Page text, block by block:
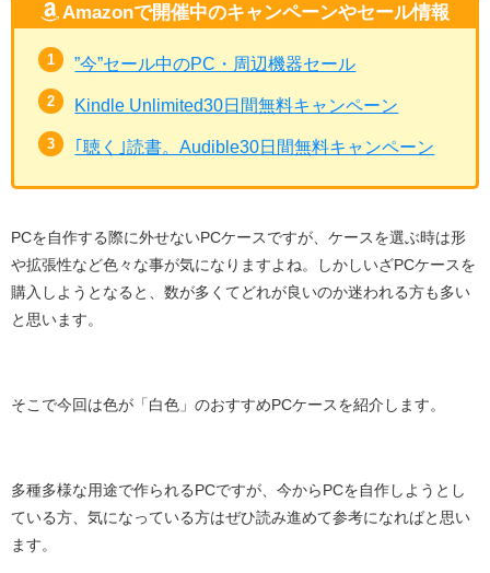
Amazonで開催中のキャンペーンやセール情報
”今”セール中のPC・周辺機器セール
Kindle Unlimited30日間無料キャンペーン
｢聴く｣読書。Audible30日間無料キャンペーン
PCを自作する際に外せないPCケースですが、ケースを選ぶ時は形
や拡張性など色々な事が気になりますよね。しかしいざPCケースを
購入しようとなると、数が多くてどれが良いのか迷われる方も多い
と思います。
そこで今回は色が「白色」のおすすめPCケースを紹介します。
多種多様な用途で作られるPCですが、今からPCを自作しようとし
ている方、気になっている方はぜひ読み進めて参考になればと思い
ます。